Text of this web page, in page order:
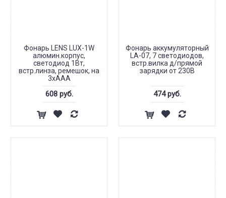
Фонарь LENS LUX-1W
алюмин.корпус,
светодиод 1Вт,
встр.линза, ремешок, на
3хААА
608 руб.
Фонарь аккумуляторный
LA-07, 7 светодиодов,
встр.вилка д/прямой
зарядки от 230В
474 руб.